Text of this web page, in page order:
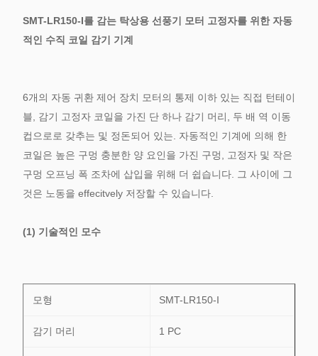
SMT-LR150-I를 감는 탁상용 선풍기 모터 고정자를 위한 자동
적인 수직 코일 감기 기계
6개의 자동 귀환 제어 장치 모터의 통제 이하 있는 직접 턴테이
블, 감기 고정자 코일을 가진 단 하나 감기 머리, 두 배 역 이동
컵으로로 갖추는 및 정돈되어 있는. 자동적인 기계에 의해 한
코일은 높은 구멍 충분한 양 요인을 가진 구멍, 고정자 및 작은
구멍 오프닝 폭 조차에 삽입을 위해 더 쉽습니다. 그 사이에 그
것은 노동을 effecitvely 저장할 수 있습니다.
(1) 기술적인 모수
모형 SMT-LR150-I
감기 머리 1 PC